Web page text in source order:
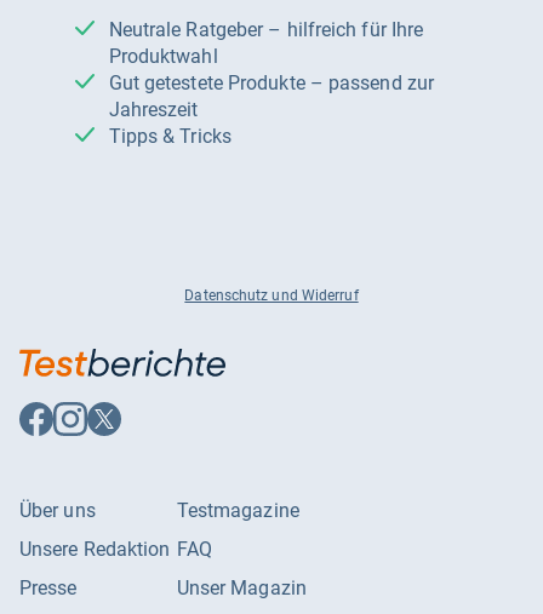
Neutrale Ratgeber – hilfreich für Ihre
Produktwahl
Gut getestete Produkte – passend zur
Jahreszeit
Tipps & Tricks
Datenschutz und Widerruf
Auf
Facebook
Auf
Instagram
Auf
X
Über uns
Unsere Redaktion
Presse
Testmagazine
FAQ
Unser Magazin